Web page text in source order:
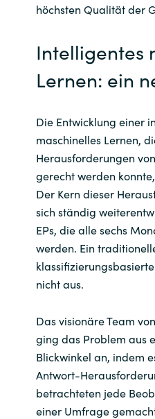
höchsten Qualität der
Intelligentes
Lernen: ein
Die Entwicklung einer
maschinelles Lernen,
Herausforderungen
gerecht werden
Der Kern dieser
sich ständig
EPs, die alle sechs
werden. Ein
nicht aus.
Das visionäre Team
ging das Problem aus
Blickwinkel an, indem
Antwort-
betrachteten jede
einer Umfrage